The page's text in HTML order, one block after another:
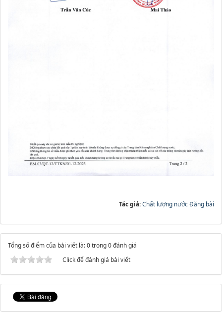
Tác giả:Chất lượng nước Đăng bài
Tổng số điểm của bài viết là: 0 trong 0 đánh giá
Click để đánh giá bài viết